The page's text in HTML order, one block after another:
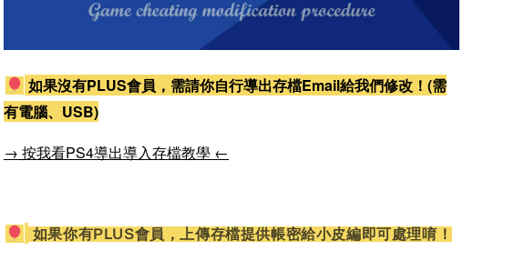
如果沒有PLUS會員，需請你自行導出存檔Email給我們修改！(需
有電腦、USB)
→ 按我看PS4導出導入存檔教學 ←
如果你有PLUS會員，上傳存檔提供帳密給小皮編即可處理唷！